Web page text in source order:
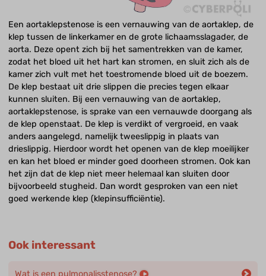
Een aortaklepstenose is een vernauwing van de aortaklep, de
klep tussen de linkerkamer en de grote lichaamsslagader, de
aorta. Deze opent zich bij het samentrekken van de kamer,
zodat het bloed uit het hart kan stromen, en sluit zich als de
kamer zich vult met het toestromende bloed uit de boezem.
De klep bestaat uit drie slippen die precies tegen elkaar
kunnen sluiten. Bij een vernauwing van de aortaklep,
aortaklepstenose, is sprake van een vernauwde doorgang als
de klep openstaat. De klep is verdikt of vergroeid, en vaak
anders aangelegd, namelijk tweeslippig in plaats van
drieslippig. Hierdoor wordt het openen van de klep moeilijker
en kan het bloed er minder goed doorheen stromen. Ook kan
het zijn dat de klep niet meer helemaal kan sluiten door
bijvoorbeeld stugheid. Dan wordt gesproken van een niet
goed werkende klep (klepinsufficiëntie).
Ook interessant
Wat is een pulmonalisstenose?